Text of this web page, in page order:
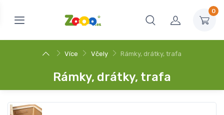
0
Více Včely Rámky, drátky, trafa
Rámky, drátky, trafa